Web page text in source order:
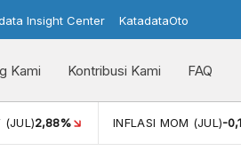
Insight Center KatadataOto
Kami Kontribusi Kami FAQ
(JUL)2,88% INFLASI MOM (JUL)-